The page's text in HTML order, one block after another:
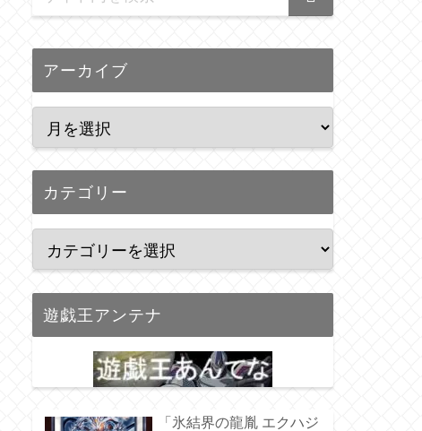
アーカイブ
カテゴリー
遊戯王アンテナ
「氷結界の龍胤 エクハジ